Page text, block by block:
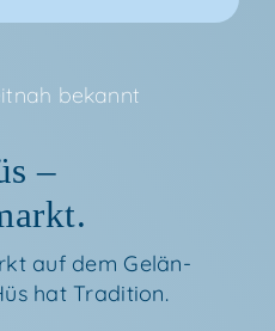
bekannt
–
auf dem Gelän­
hat Tra­di­ti­on.